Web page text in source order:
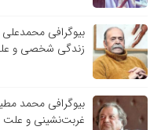
بیوگرافی محمدعلی
زندگی شخصی و
بیوگرافی محمد
غربت‌نشینی و علت